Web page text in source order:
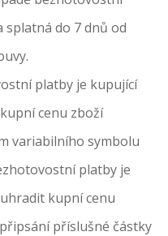
splatná do 7 dnů od
platby je kupující
cenu zboží
variabilního symbolu
platby je
kupní cenu
příslušné částky